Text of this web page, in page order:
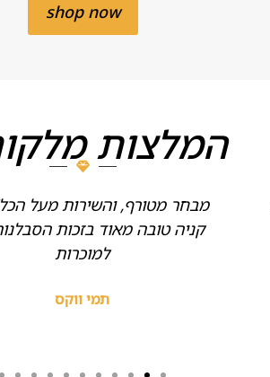
shop now
המלצות
מבחר מטורף, והשירות מעל
קניה טובה מאוד בזכות
למוכרות
תמי ווקס